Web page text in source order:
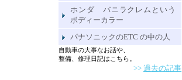
ホンダ バニラクレムという
ボディーカラー
パナソニックのETC の中の人
自動車の大事なお話や、
整備、修理日記はこちら。
>> 過去の記事